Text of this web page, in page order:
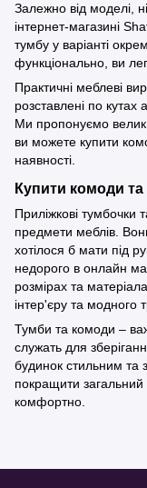
Залежно від моделі,
інтернет-магазині
тумбу у варіанті
функціонально, ви
Практичні меблеві
розставлені по
Ми пропонуємо
ви можете купити
наявності.
Купити комоди та
Приліжкові тумбочки
предмети меблів.
хотілося б мати під
недорого в онлайн
розмірах та
інтер'єру та модного
Тумби та комоди –
служать для
будинок стильним та
покращити загальний
комфортно.